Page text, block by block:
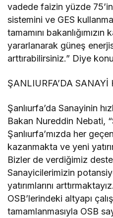
vadede faizin yüzde
sistemini ve GES
tamamını bakanlığımızın
yararlanarak güneş enerjisi
arttırabilirsiniz.” Diye
ŞANLIURFA’DA SANAYİ
Şanlıurfa’da Sanayinin
Bakan Nureddin Nebati,
Şanlıurfa’mızda her
kazanmakta ve yeni
Bizler de verdiğimiz
Sanayicilerimizin
yatırımlarını
OSB’lerindeki altyapı
tamamlanmasıyla OSB